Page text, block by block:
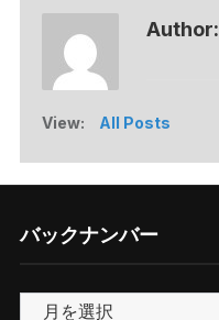
Author:
View: All Posts
バックナンバー